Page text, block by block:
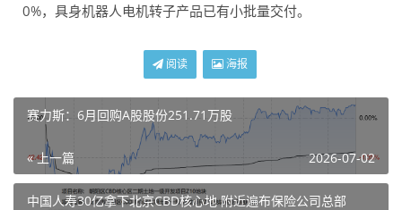
0%，具身机器人电机转子产品已有小批量交付。
阅读 海报
赛力斯：6月回购A股股份251.71万股
« 上一篇 2026-07-02
中国人寿30亿拿下北京CBD核心地 附近遍布保险公司总部